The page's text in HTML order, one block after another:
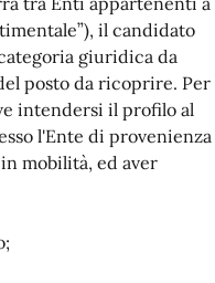
il candidato
giuridica da
posto da ricoprire. Per
intendersi il profilo al
l'Ente di provenienza
mobilità, ed aver